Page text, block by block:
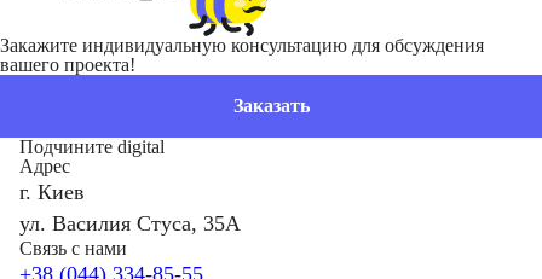
Закажите индивидуальную консультацию для обсуждения
вашего проекта!
Заказать
Подчините digital
Адрес
г. Киев
ул. Василия Стуса, 35А
Связь с нами
+38 (044) 334-85-55